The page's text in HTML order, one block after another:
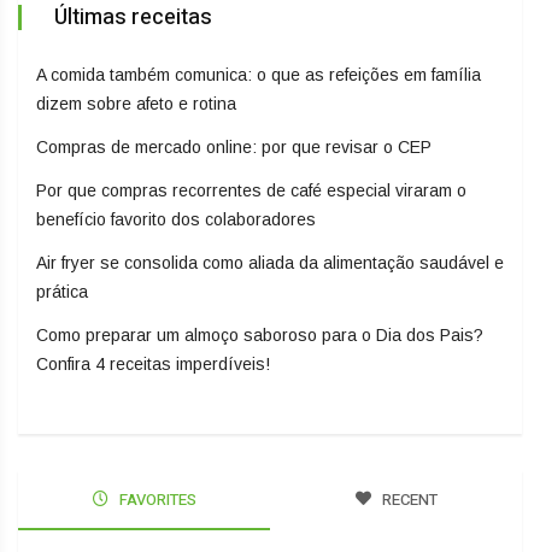
Últimas receitas
A comida também comunica: o que as refeições em família
dizem sobre afeto e rotina
Compras de mercado online: por que revisar o CEP
Por que compras recorrentes de café especial viraram o
benefício favorito dos colaboradores
Air fryer se consolida como aliada da alimentação saudável e
prática
Como preparar um almoço saboroso para o Dia dos Pais?
Confira 4 receitas imperdíveis!
FAVORITES RECENT